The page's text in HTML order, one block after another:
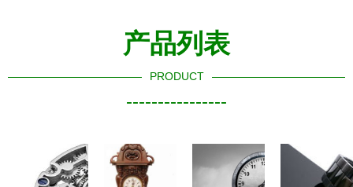
产品列表
PRODUCT
----------------